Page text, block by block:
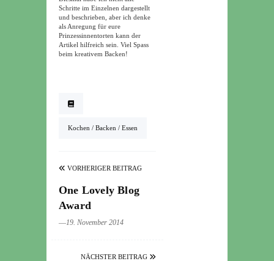
Schritte im Einzelnen dargestellt
und beschrieben, aber ich denke
als Anregung für eure
Prinzessinnentorten kann der
Artikel hilfreich sein. Viel Spass
beim kreativem Backen!
Kochen / Backen / Essen
VORHERIGER BEITRAG
One Lovely Blog
Award
―19. November 2014
NÄCHSTER BEITRAG